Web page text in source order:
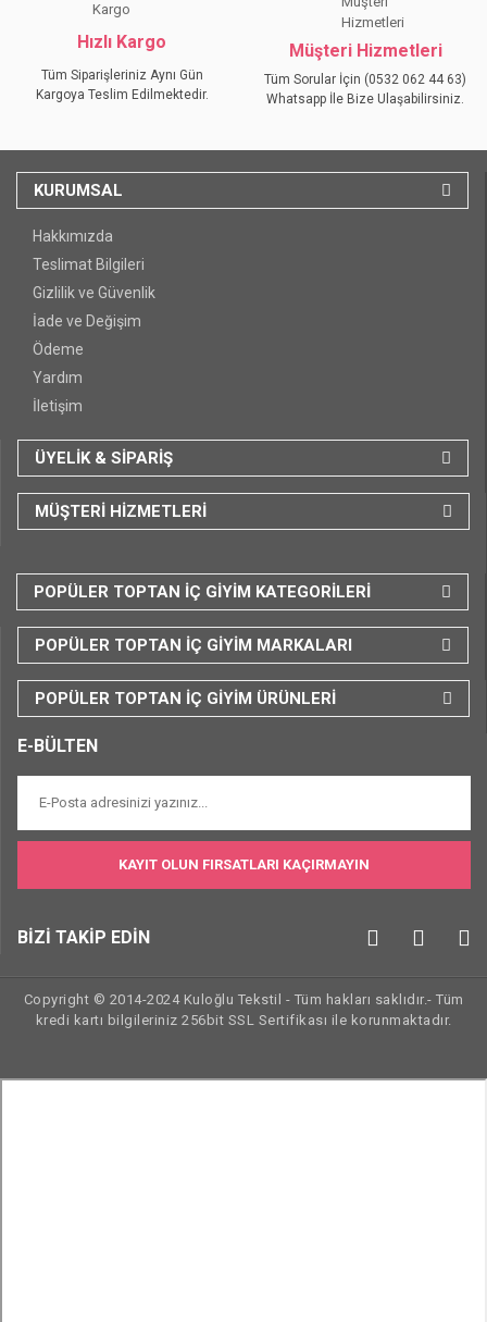
Hızlı Kargo
Tüm Siparişleriniz Aynı Gün
Kargoya Teslim Edilmektedir.
Müşteri Hizmetleri
Tüm Sorular İçin (0532 062 44 63)
Whatsapp İle Bize Ulaşabilirsiniz.
KURUMSAL
Hakkımızda
Teslimat Bilgileri
Gizlilik ve Güvenlik
İade ve Değişim
Ödeme
Yardım
İletişim
ÜYELİK & SİPARİŞ
MÜŞTERİ HİZMETLERİ
POPÜLER TOPTAN İÇ GİYİM KATEGORİLERİ
POPÜLER TOPTAN İÇ GİYİM MARKALARI
POPÜLER TOPTAN İÇ GİYİM ÜRÜNLERİ
E-BÜLTEN
KAYIT OLUN FIRSATLARI KAÇIRMAYIN
BİZİ TAKİP EDİN
Copyright © 2014-2024 Kuloğlu Tekstil - Tüm hakları saklıdır.- Tüm
kredi kartı bilgileriniz 256bit SSL Sertifikası ile korunmaktadır.